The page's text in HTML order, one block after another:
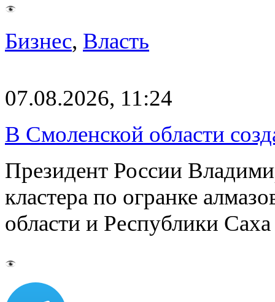
Бизнес, Власть
07.08.2026, 11:24
В Смоленской области
Президент России
кластера по огранке
области и Республики